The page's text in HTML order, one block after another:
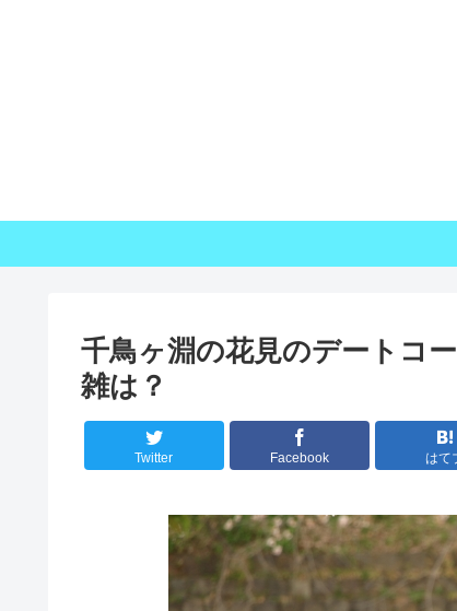
千鳥ヶ淵の花見のデートコ
雑は？
Twitter Facebook はて